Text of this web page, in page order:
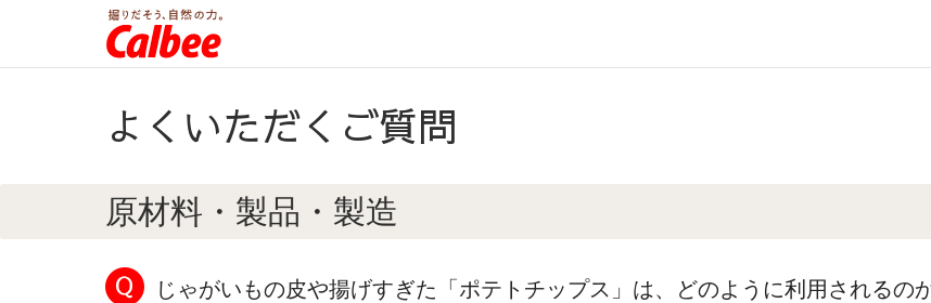
よくいただくご質問
原材料・製品・製造
じゃがいもの皮や揚げすぎた「ポテトチップス」は、どのように利用されるの